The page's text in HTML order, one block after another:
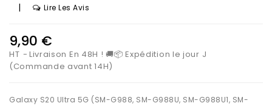
| Lire Les Avis
9,90 €
HT
Livraison En 48H ! 🚚📦 Expédition le jour J
(Commande avant 14H)
Galaxy S20 Ultra 5G (SM-G988, SM-G988U, SM-G988U1, SM-